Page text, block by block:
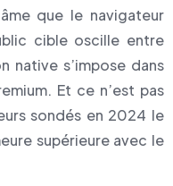
que le navigateur
cible oscille entre
native s’impose dans
Et ce n’est pas
sondés en 2024 le
supérieure avec le